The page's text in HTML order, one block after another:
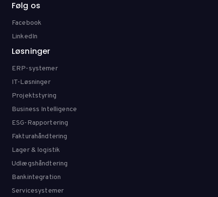
Følg os
Facebook
LinkedIn
Løsninger
ERP-systemer
IT-Løsninger
Projektstyring
Business Intelligence
ESG-Rapportering
Fakturahåndtering
Lager & logistik
Udlægshåndtering
Bankintegration
Servicesystemer